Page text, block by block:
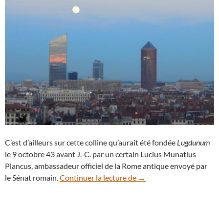
C’est d’ailleurs sur cette colline qu’aurait été fondée Lugdunum
le 9 octobre 43 avant J.-C. par un certain Lucius Munatius
Plancus, ambassadeur officiel de la Rome antique envoyé par
le Sénat romain.Continuer la lecture de La Pleine Lune du
→